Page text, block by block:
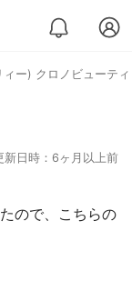
ィー) クロノビューテ
新日時：6ヶ月以上前
ので、こちらの